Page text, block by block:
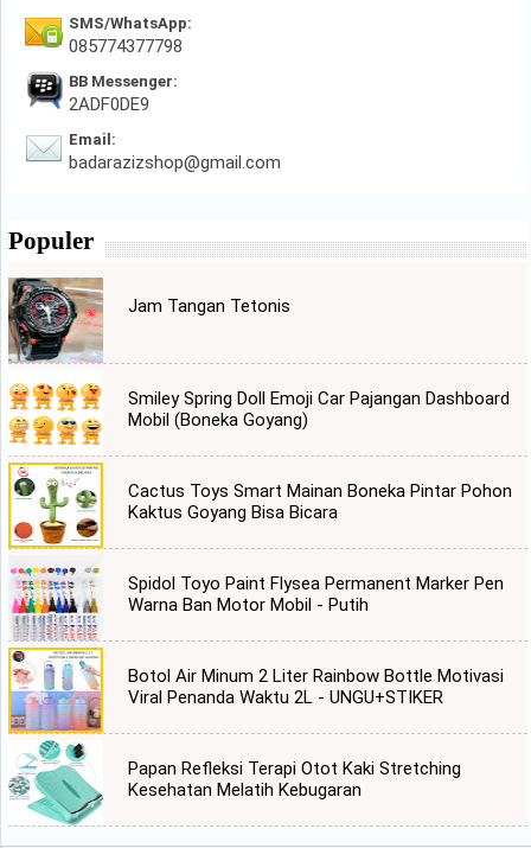
SMS/WhatsApp:
085774377798
BB Messenger:
2ADF0DE9
Email:
badarazizshop@gmail.com
Populer
Jam Tangan Tetonis
Smiley Spring Doll Emoji Car Pajangan Dashboard
Mobil (Boneka Goyang)
Cactus Toys Smart Mainan Boneka Pintar Pohon
Kaktus Goyang Bisa Bicara
Spidol Toyo Paint Flysea Permanent Marker Pen
Warna Ban Motor Mobil - Putih
Botol Air Minum 2 Liter Rainbow Bottle Motivasi
Viral Penanda Waktu 2L - UNGU+STIKER
Papan Refleksi Terapi Otot Kaki Stretching
Kesehatan Melatih Kebugaran